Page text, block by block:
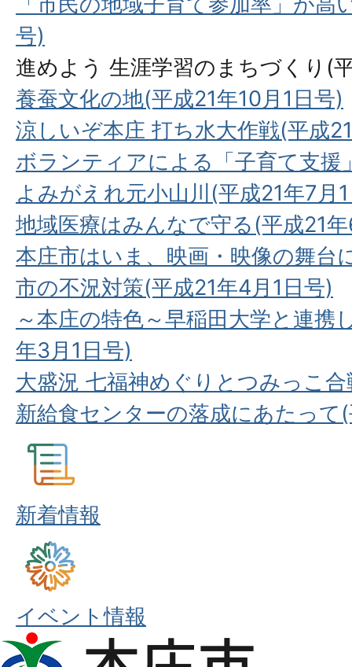
号)
進めよう 生涯学習のまちづくり(
養蚕文化の地(平成21年10月1日号)
涼しいぞ本庄 打ち水大作戦(平成
ボランティアによる「子育て支援
よみがえれ元小山川(平成21年7月
地域医療はみんなで守る(平成21
本庄市はいま、映画・映像の舞台
市の不況対策(平成21年4月1日号)
～本庄の特色～早稲田大学と連携
年3月1日号)
大盛況 七福神めぐりとつみっこ
新給食センターの落成にあたって
新着情報
イベント情報
本